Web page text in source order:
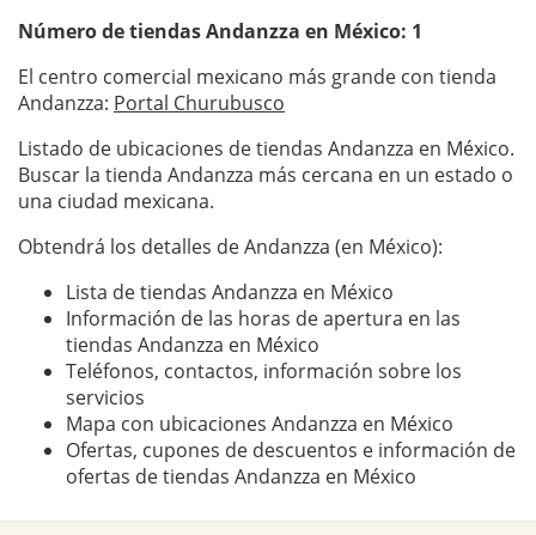
Número de tiendasAndanzza en México: 1
El centro comercial mexicano más grande con tienda
Andanzza: Portal Churubusco
Listado de ubicaciones de tiendas Andanzza en México.
Buscar la tienda Andanzza más cercana en un estado o
una ciudad mexicana.
Obtendrá los detalles de Andanzza (en México):
Lista de tiendas Andanzza en México
Información de las horas de apertura en las
tiendas Andanzza en México
Teléfonos, contactos, información sobre los
servicios
Mapa con ubicaciones Andanzza en México
Ofertas, cupones de descuentos e información de
ofertas de tiendas Andanzza en México